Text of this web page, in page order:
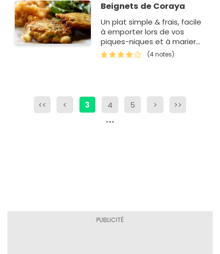
Beignets de Coraya
Un plat simple & frais, facile
à emporter lors de vos
piques-niques et à marier
avec une simple salade... Un
délice corayen !Une recette
(4 notes)
<< < 3 4 5 > >>